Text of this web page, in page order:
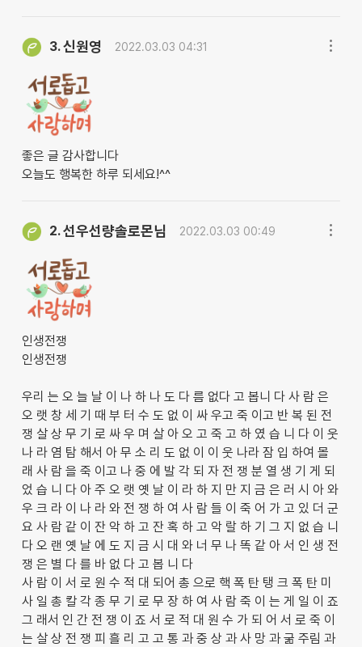
3.신원영 2022.03.03 04:31
좋은 글 감사합니다
오늘도 행복한 하루 되세요!^^
2.선우선량솔로몬님 2022.03.03 00:49
인생전쟁
인생전쟁
우리 는 오 늘 날 이 나 하 나 도 다 름 없다 고 봅니 다 사 람 은
오 랫 창 세 기 때 부 터 수 도 없 이 싸 우고 죽 이고 반 복 된 전
쟁 살 상 무 기 로 싸 우 며 살 아 오 고 죽 고 하 였 습 니 다 이 웃
나 라 염 탐 해서 아 무 소 리 도 없 이 이 웃 나라 잠 입 하여 몰
래 사 람 을 죽 이고 나 중 에 발 각 되 자 전 쟁 분 열 생 기 게 되
었 습 니 다 아 주 오 랫 옛 날 이 라 하 지 만 지 금 은 러 시 아 와
우 크 라 이 나 라 와 전 쟁 하 여 사 람 들 이 죽 어 가 고 있 더 군
요 사 람 같 이 잔 악 하 고 잔 혹 하 고 악 랄 하 기 그 지 없 습 니
다 오 랜 옛 날 에 도 지 금 시 대 와 너 무 나 똑 같 아 서 인 생 전
쟁 은 별 다 를 바 없 다 고 봅 니 다
사 람 이 서 로 원 수 적 대 되어 총 으로 핵 폭 탄 탱 크 폭 탄 미
사 일 총 칼 각 종 무 기 로 무 장 하 여 사 람 죽 이 는 게 일 이 죠
그 래서 인 간 전 쟁 이 죠 서 로 적 대 원 수 가 되 어 서 로 죽 이
는 살 상 전 쟁 피 흘 리 고 고 통 과 중 상 과 사 망 과 굶 주림 과